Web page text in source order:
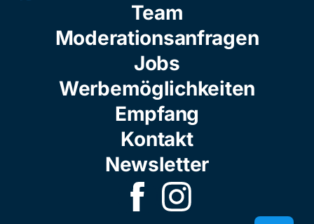
Team
Moderationsanfragen
Jobs
Werbemöglichkeiten
Empfang
Kontakt
Newsletter